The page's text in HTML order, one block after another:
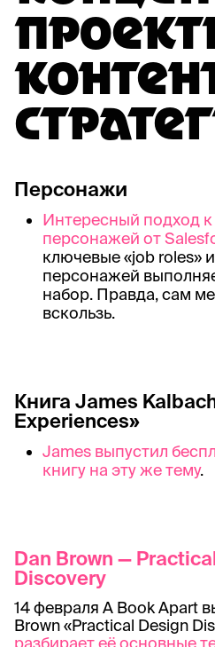
Персонажи
Интересный подход
персонажей от
ключевые «job roles»
персонажей
набор. Правда, сам
вскользь.
Книга James
Experiences»
James выпустил
книгу на эту же тему.
Dan Brown —
Discovery
14 февраля A Book Apart
Brown «Practical Design
разбирает её основные